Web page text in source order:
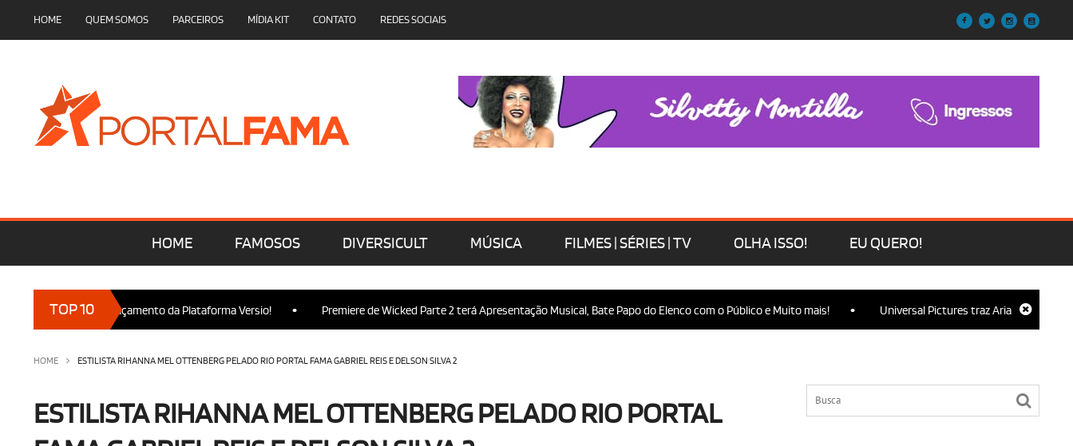
HOME QUEM SOMOS PARCEIROS MÍDIA KIT CONTATO REDES SOCIAIS
HOME FAMOSOS DIVERSICULT MÚSICA FILMES | SÉRIES | TV OLHA ISSO! EU QUERO!
TOP 10
presença no Lançamento da Plataforma Versio! • Premiere de Wicked Parte 2 terá Apresentação Musical, Bate Papo do Elenco com o Público e Muito mais! • Universal Pictures traz Ariana Grande,
HOME ESTILISTA RIHANNA MEL OTTENBERG PELADO RIO PORTAL FAMA GABRIEL REIS E DELSON SILVA 2
ESTILISTA RIHANNA MEL OTTENBERG PELADO RIO PORTAL